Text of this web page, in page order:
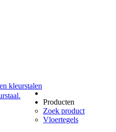
kleurstalen
Producten
Zoek product
Vloertegels